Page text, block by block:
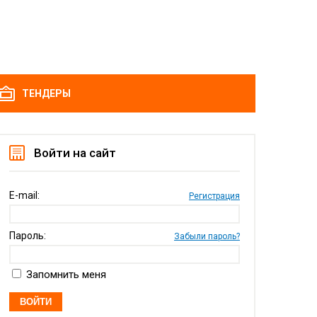
ТЕНДЕРЫ
Войти на сайт
E-mail: Регистрация
Пароль: Забыли пароль?
Запомнить меня